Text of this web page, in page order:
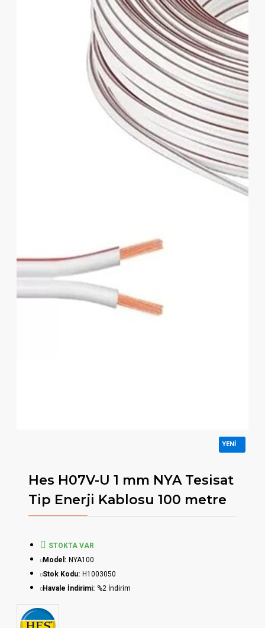
YENI
Hes H07V-U 1 mm NYA Tesisat
Tip Enerji Kablosu 100 metre
STOKTA VAR
Model: NYA100
Stok Kodu: H1003050
Havale İndirimi: %2 İndirim